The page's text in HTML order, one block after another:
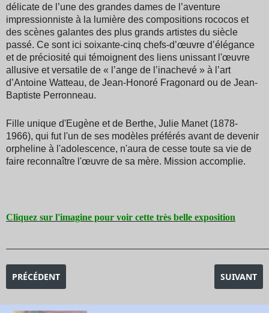
délicate de l’une des grandes dames de l’aventure
impressionniste à la lumière des compositions rococos et
des scènes galantes des plus grands artistes du siècle
passé. Ce sont ici soixante-cinq chefs-d’œuvre d’élégance
et de préciosité qui témoignent des liens unissant l'œuvre
allusive et versatile de « l’ange de l’inachevé » à l’art
d’Antoine Watteau, de Jean-Honoré Fragonard ou de Jean-
Baptiste Perronneau.
Fille unique d'Eugène et de Berthe, Julie Manet (1878-
1966), qui fut l'un de ses modèles préférés avant de devenir
orpheline à l'adolescence, n'aura de cesse toute sa vie de
faire reconnaître l'œuvre de sa mère. Mission accomplie.
Cliquez sur l'imagine pour voir cette très belle exposition
ARTICLE PRÉCÉDENT : EXPOSITION MUCHA ALPHONSE
PRÉCÉDENT ARTICLE
SUIVANT